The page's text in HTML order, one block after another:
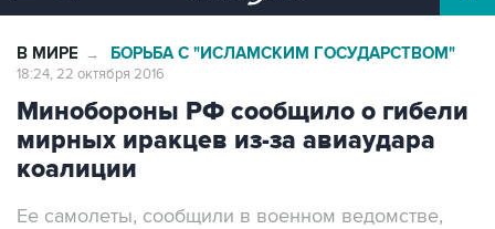
В МИРЕ → БОРЬБА С "ИСЛАМСКИМ ГОСУДАРСТВОМ"
18:24, 22 октября 2016
Минобороны РФ сообщило о гибели
мирных иракцев из-за авиаудара
коалиции
Ее самолеты, сообщили в военном ведомстве,